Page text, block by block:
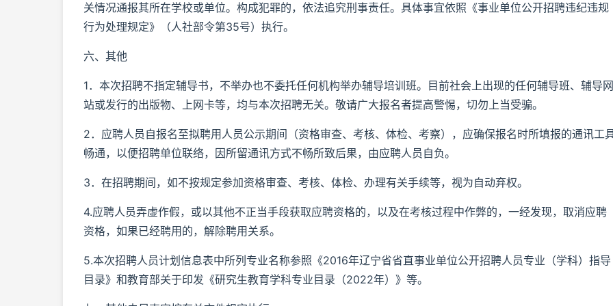
关情况通报其所在学校或单位。构成犯罪的，依法追究刑事责任。具体事宜依照《事业单位公开招聘违纪违规
行为处理规定》（人社部令第35号）执行。
六、其他
1．本次招聘不指定辅导书，不举办也不委托任何机构举办辅导培训班。目前社会上出现的任何辅导班、辅导网
站或发行的出版物、上网卡等，均与本次招聘无关。敬请广大报名者提高警惕，切勿上当受骗。
2．应聘人员自报名至拟聘用人员公示期间（资格审查、考核、体检、考察），应确保报名时所填报的通讯工
畅通，以便招聘单位联络，因所留通讯方式不畅所致后果，由应聘人员自负。
3．在招聘期间，如不按规定参加资格审查、考核、体检、办理有关手续等，视为自动弃权。
4.应聘人员弄虚作假，或以其他不正当手段获取应聘资格的，以及在考核过程中作弊的，一经发现，取消应聘
资格，如果已经聘用的，解除聘用关系。
5.本次招聘人员计划信息表中所列专业名称参照《2016年辽宁省省直事业单位公开招聘人员专业（学科）指导
目录》和教育部关于印发《研究生教育学科专业目录（2022年）》等。